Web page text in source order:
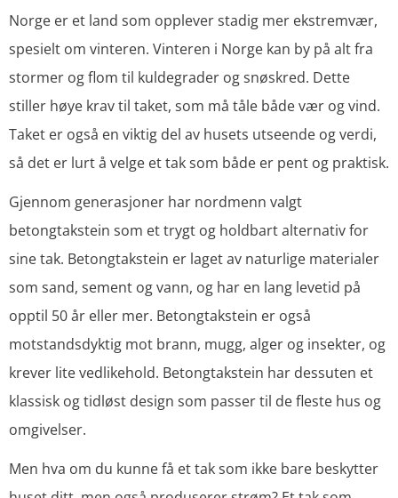
Norge er et land som opplever stadig mer ekstremvær,
spesielt om vinteren. Vinteren i Norge kan by på alt fra
stormer og flom til kuldegrader og snøskred. Dette
stiller høye krav til taket, som må tåle både vær og vind.
Taket er også en viktig del av husets utseende og verdi,
så det er lurt å velge et tak som både er pent og praktisk.
Gjennom generasjoner har nordmenn valgt
betongtakstein som et trygt og holdbart alternativ for
sine tak. Betongtakstein er laget av naturlige materialer
som sand, sement og vann, og har en lang levetid på
opptil 50 år eller mer. Betongtakstein er også
motstandsdyktig mot brann, mugg, alger og insekter, og
krever lite vedlikehold. Betongtakstein har dessuten et
klassisk og tidløst design som passer til de fleste hus og
omgivelser.
Men hva om du kunne få et tak som ikke bare beskytter